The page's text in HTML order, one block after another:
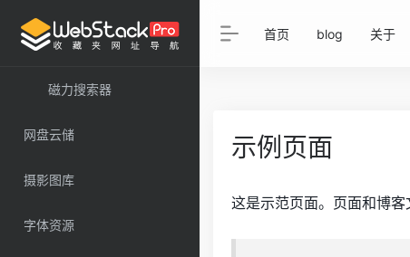
磁力搜索器
网盘云储
摄影图库
字体资源
首页 blog 关于
示例页面
这是示范页面。页面和博客